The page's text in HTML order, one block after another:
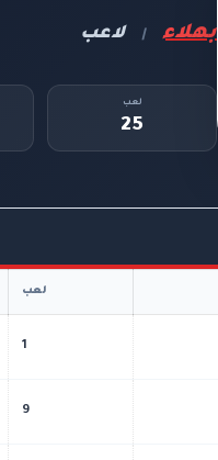
بهلاء | لاعب
لعب
25
لعب
1
9